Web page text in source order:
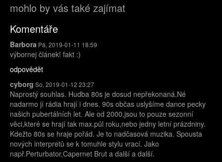
mohlo by vás také zajímat
Komentáře
Barbora Pá, 2019-01-11 18:59
výbornej článek! fakt :)
odpovědět
cyborg So, 2019-01-12 23:27
Naprostý souhlas. Hudba 80s je dosud nepřekonaná.Né
nadarmo jí rádia hrají i dnes. 90s občas uslyšíme dance pecky
našich pubertálních let. Ale od 2000,jsou to pouze sezonní
věci,které se hrají tak max.půl roku,nebo jedny letní prázdniny.
Kdežto 80s se hraje pořád. Je to nadčasová muzika. Spousta
nových interpretů se k tomuhle stylu vrací. Jako
např.Perturbator,Capernet Brut a další a další.